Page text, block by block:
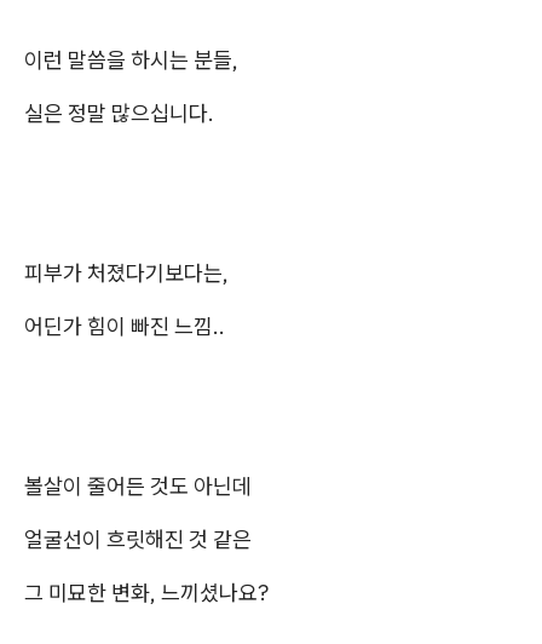
이런 말씀을 하시는 분들,
실은 정말 많으십니다.
피부가 처졌다기보다는,
어딘가 힘이 빠진 느낌..
볼살이 줄어든 것도 아닌데
얼굴선이 흐릿해진 것 같은
그 미묘한 변화, 느끼셨나요?